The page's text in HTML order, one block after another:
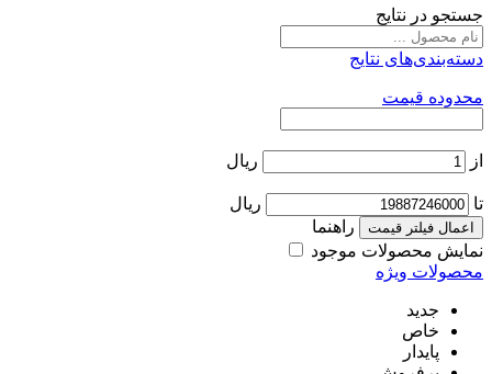
جستجو در نتایج
دسته‌بندی‌های نتایج
محدوده قیمت
از ریال
تا ریال
اعمال فیلتر قیمت
راهنما
نمایش محصولات موجود
محصولات ویژه
جدید
خاص
پایدار